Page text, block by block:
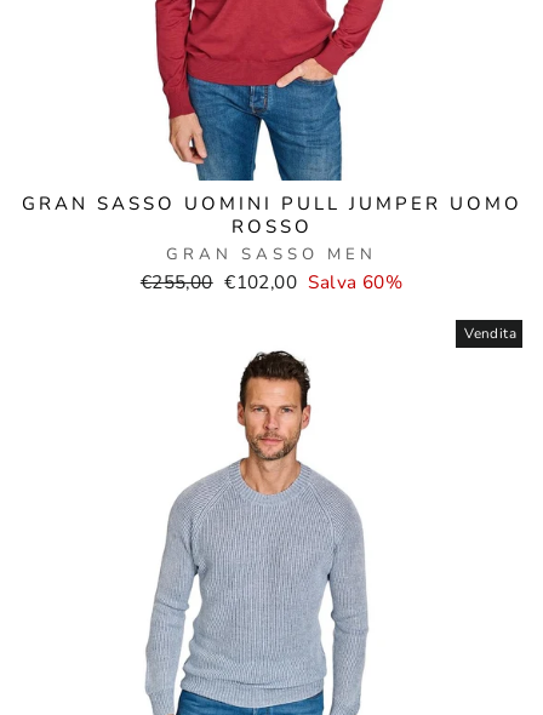
GRAN SASSO UOMINI PULL JUMPER UOMO
ROSSO
GRAN SASSO MEN
Prezzo
€255,00 Prezzo
€102,00 Salva 60%
Vendita